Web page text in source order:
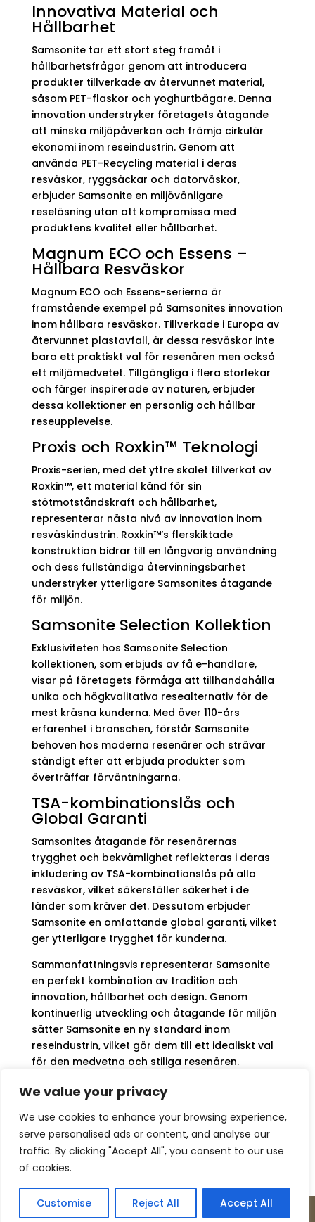
We value your privacy
We use cookies to enhance your browsing experience,
serve personalised ads or content, and analyse our
traffic. By clicking "Accept All", you consent to our use
of cookies.
Customise Reject All Accept All
Innovativa Material och
Hållbarhet
Samsonite tar ett stort steg framåt i
hållbarhetsfrågor genom att introducera
produkter tillverkade av återvunnet material,
såsom PET-flaskor och yoghurtbägare. Denna
innovation understryker företagets åtagande
att minska miljöpåverkan och främja cirkulär
ekonomi inom reseindustrin. Genom att
använda PET-Recycling material i deras
resväskor, ryggsäckar och datorväskor,
erbjuder Samsonite en miljövänligare
reselösning utan att kompromissa med
produktens kvalitet eller hållbarhet.
Magnum ECO och Essens –
Hållbara Resväskor
Magnum ECO och Essens-serierna är
framstående exempel på Samsonites innovation
inom hållbara resväskor. Tillverkade i Europa av
återvunnet plastavfall, är dessa resväskor inte
bara ett praktiskt val för resenären men också
ett miljömedvetet. Tillgängliga i flera storlekar
och färger inspirerade av naturen, erbjuder
dessa kollektioner en personlig och hållbar
reseupplevelse.
Proxis och Roxkin™ Teknologi
Proxis-serien, med det yttre skalet tillverkat av
Roxkin™, ett material känd för sin
stötmotståndskraft och hållbarhet,
representerar nästa nivå av innovation inom
resväskindustrin. Roxkin™’s flerskiktade
konstruktion bidrar till en långvarig användning
och dess fullständiga återvinningsbarhet
understryker ytterligare Samsonites åtagande
för miljön.
Samsonite Selection Kollektion
Exklusiviteten hos Samsonite Selection
kollektionen, som erbjuds av få e-handlare,
visar på företagets förmåga att tillhandahålla
unika och högkvalitativa resealternativ för de
mest kräsna kunderna. Med över 110-års
erfarenhet i branschen, förstår Samsonite
behoven hos moderna resenärer och strävar
ständigt efter att erbjuda produkter som
överträffar förväntningarna.
TSA-kombinationslås och
Global Garanti
Samsonites åtagande för resenärernas
trygghet och bekvämlighet reflekteras i deras
inkludering av TSA-kombinationslås på alla
resväskor, vilket säkerställer säkerhet i de
länder som kräver det. Dessutom erbjuder
Samsonite en omfattande global garanti, vilket
ger ytterligare trygghet för kunderna.
Sammanfattningsvis representerar Samsonite
en perfekt kombination av tradition och
innovation, hållbarhet och design. Genom
kontinuerlig utveckling och åtagande för miljön
sätter Samsonite en ny standard inom
reseindustrin, vilket gör dem till ett idealiskt val
för den medvetna och stiliga resenären.
Kontakt Om oss
Köpvillkor
Retur – Reklamation
GDPR & Cookies
Copyright © Incase Innovation 2026